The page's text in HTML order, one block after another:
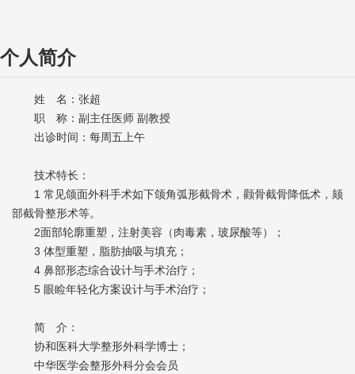
个人简介
姓 名：张超
职 称：副主任医师 副教授
出诊时间：每周五上午
技术特长：
1 常见颌面外科手术如下颌角弧形截骨术，颧骨截骨降低术，颏
部截骨整形术等。
2面部轮廓重塑，注射美容（肉毒素，玻尿酸等）；
3 体型重塑，脂肪抽吸与填充；
4 鼻部形态综合设计与手术治疗；
5 眼睑年轻化方案设计与手术治疗；
简 介：
协和医科大学整形外科学博士；
中华医学会整形外科分会会员